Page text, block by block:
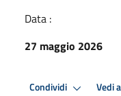
Data :
27 maggio 2026
Condividi Vedi